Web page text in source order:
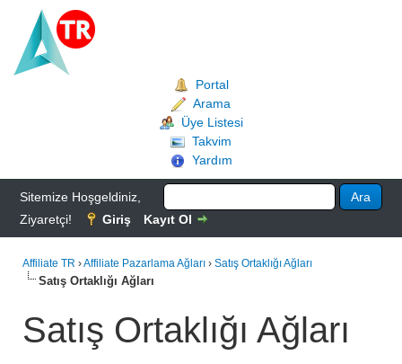
Portal
Arama
Üye Listesi
Takvim
Yardım
Sitemize Hoşgeldiniz,
Ziyaretçi!
Giriş Kayıt Ol
Affiliate TR ›Affiliate Pazarlama Ağları › Satış Ortaklığı Ağları
Satış Ortaklığı Ağları
Satış Ortaklığı Ağları